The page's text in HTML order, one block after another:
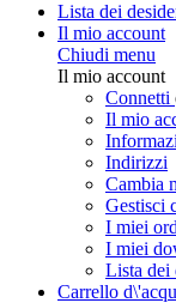
Lista dei
Il mio account
Chiudi menu
Il mio account
Connetti
Il mio
Indirizzi
Cambia
Gestisci
I miei
I miei
Lista dei
Carrello